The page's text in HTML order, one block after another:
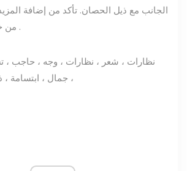
الجانب مع ذيل الحصان. تأكد من إضافة
من .